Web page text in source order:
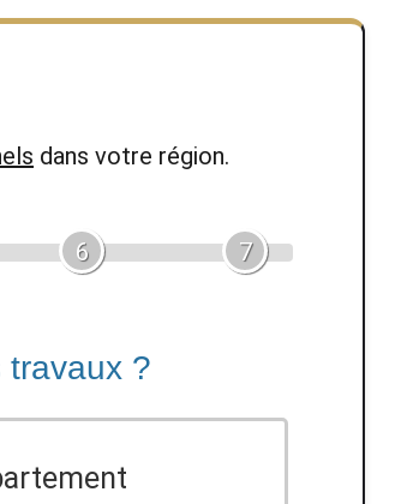
dans votre région.
6 7
travaux ?